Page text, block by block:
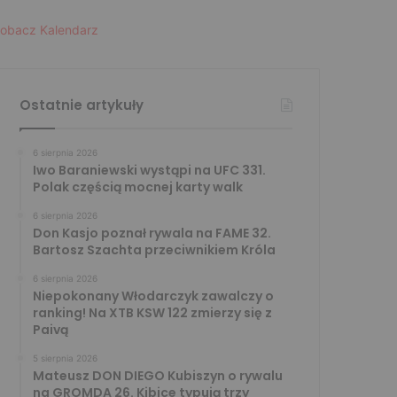
Kalendarz
Ostatnie artykuły
6 sierpnia 2026
Iwo Baraniewski wystąpi na UFC 331.
Polak częścią mocnej karty walk
6 sierpnia 2026
Don Kasjo poznał rywala na FAME 32.
Bartosz Szachta przeciwnikiem Króla
6 sierpnia 2026
Niepokonany Włodarczyk zawalczy o
ranking! Na XTB KSW 122 zmierzy się z
Paivą
5 sierpnia 2026
Mateusz DON DIEGO Kubiszyn o rywalu
na GROMDA 26. Kibice typują trzy